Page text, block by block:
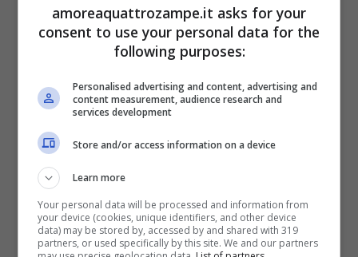
Quando il cane èspaventato, accarezzarlo
non è dunque la soluzione migliore per
soprattutto a temporali o fuochi d’artificio, ed
stati di ansia nei cani. I pet mate tendono in
queste occasioni ad accarezzare il quattro
zampe per calmarlo, convinti che questa
azione lo aiuterà a superare la paura.
amoreaquattrozampe.it asks for your
consent to use your personal data for the
following purposes:
Personalised advertising and content, advertising and
content measurement, audience research and
services development
Store and/or access information on a device
Learn more
Your personal data will be processed and information from
your device (cookies, unique identifiers, and other device
data) may be stored by, accessed by and shared with 319
partners, or used specifically by this site. We and our partners